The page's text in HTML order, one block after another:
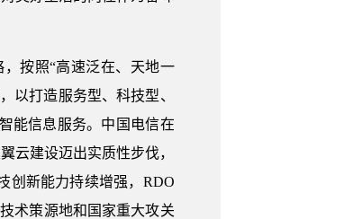
按照“高速泛在、天地一
以打造服务型、科技型、
能信息服务。中国电信在
云建设迈出实质性步伐，
创新能力持续增强，RDO
术策源地和国家重大攻关